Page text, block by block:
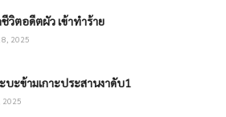
วิตอดีตผัว เข้าทำร้าย
2025
บะข้ามเกาะประสานงาดับ1
2025